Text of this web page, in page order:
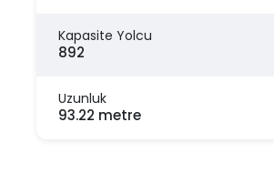
Kapasite Yolcu
892
Uzunluk
93.22 metre